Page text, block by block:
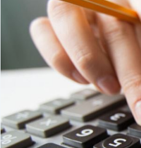
Financiera:
aprovechada
más
ricos